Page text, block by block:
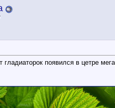
гладиаторок появился в цетре